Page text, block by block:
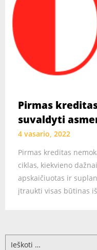
Pirmas
suvaldyti
4 vasario, 2022
Pirmas kreditas
ciklas, kiekvieno
apskaičiuotas ir
įtraukti visas būtinas